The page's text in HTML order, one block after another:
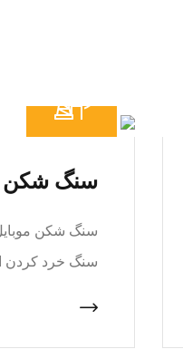
سنگ شکن
سنگ شکن
سنگ خرد کردن